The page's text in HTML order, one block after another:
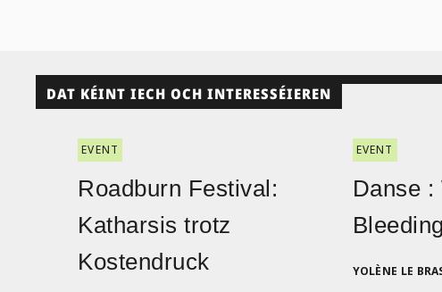
DAT KÉINT IECH OCH INTERESSÉIEREN
EVENT
Roadburn Festival:
Katharsis trotz
Kostendruck
EVENT
Danse :
YOLÈNE LE